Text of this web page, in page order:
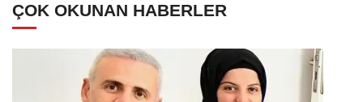
ÇOK OKUNAN HABERLER